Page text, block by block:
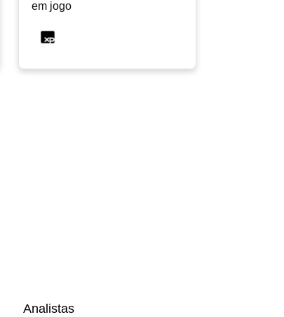
em jogo
Analistas